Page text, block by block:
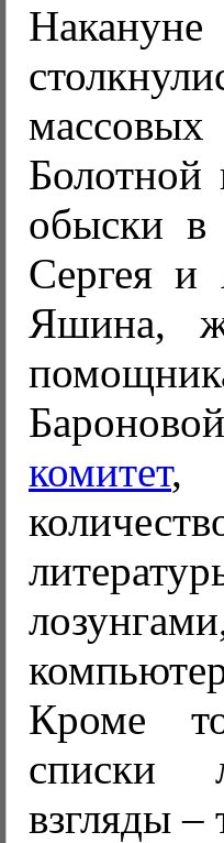
Болотной
обыски в
Сергея и
Яшина,
комитет,
Кроме
списки
взгляды –